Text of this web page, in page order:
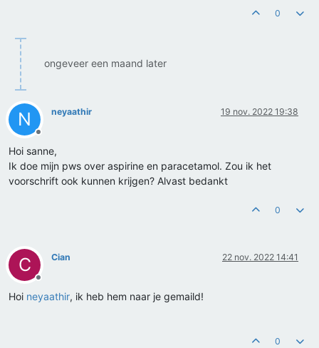
0
ongeveer een maand later
N
Offline
neyaathir 19 nov. 2022 19:38
Hoi sanne,
Ik doe mijn pws over aspirine en paracetamol. Zou ik het
voorschrift ook kunnen krijgen? Alvast bedankt
0
C
Offline
Cian 22 nov. 2022 14:41
Hoi neyaathir, ik heb hem naar je gemaild!
0